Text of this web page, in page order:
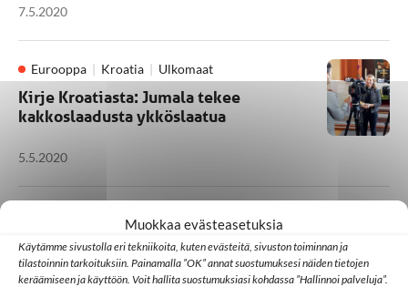
Muokkaa evästeasetuksia
Käytämme sivustolla eri tekniikoita, kuten evästeitä, sivuston toiminnan ja
tilastoinnin tarkoituksiin. Painamalla ”OK” annat suostumuksesi näiden tietojen
keräämiseen ja käyttöön. Voit hallita suostumuksiasi kohdassa ”Hallinnoi palveluja”.
7.5.2020
Eurooppa Kroatia Ulkomaat
Kirje Kroatiasta: Jumala tekee
kakkoslaadusta ykköslaatua
5.5.2020
Hän pitää meistä huolen
30.4.2020